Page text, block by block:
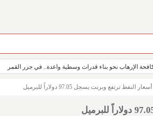
الإرهاب نحو بناء قدرات وسطية واعدة.. في جزر القمر
أسعار النفط ترتفع وبرنت يسجل 97.05 دولاراً للبرميل